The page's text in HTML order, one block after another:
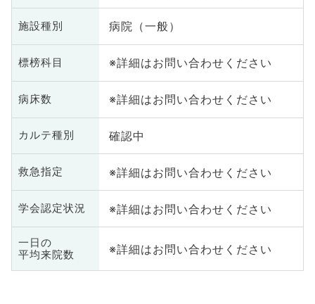
施設種別 病院（一般）
標榜科目 ※詳細はお問い合わせください
病床数 ※詳細はお問い合わせください
カルテ種別 確認中
救急指定 ※詳細はお問い合わせください
学会認定状況 ※詳細はお問い合わせください
一日の
平均来院数
※詳細はお問い合わせください